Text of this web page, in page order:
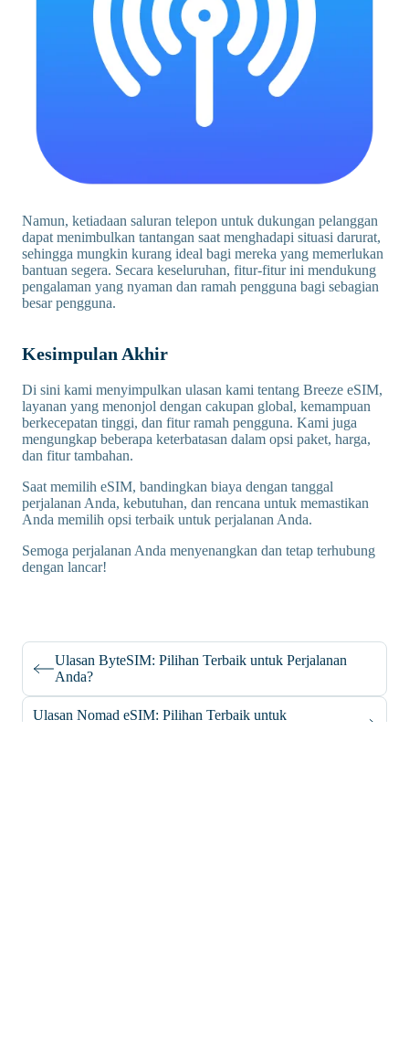
Namun, ketiadaan saluran telepon untuk dukungan pelanggan
dapat menimbulkan tantangan saat menghadapi situasi darurat,
sehingga mungkin kurang ideal bagi mereka yang memerlukan
bantuan segera. Secara keseluruhan, fitur-fitur ini mendukung
pengalaman yang nyaman dan ramah pengguna bagi sebagian
besar pengguna.
Kesimpulan Akhir
Di sini kami menyimpulkan ulasan kami tentang Breeze eSIM,
layanan yang menonjol dengan cakupan global, kemampuan
berkecepatan tinggi, dan fitur ramah pengguna. Kami juga
mengungkap beberapa keterbatasan dalam opsi paket, harga,
dan fitur tambahan.
Saat memilih eSIM, bandingkan biaya dengan tanggal
perjalanan Anda, kebutuhan, dan rencana untuk memastikan
Anda memilih opsi terbaik untuk perjalanan Anda.
Semoga perjalanan Anda menyenangkan dan tetap terhubung
dengan lancar!
Ulasan ByteSIM: Pilihan Terbaik untuk Perjalanan
Anda?
Ulasan Nomad eSIM: Pilihan Terbaik untuk